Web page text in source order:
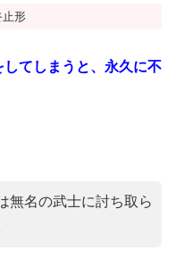
止形
してしまうと、永久に不
無名の武士に討ち取ら